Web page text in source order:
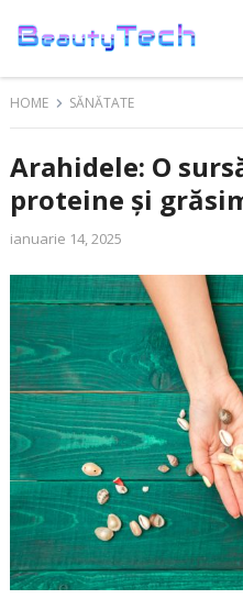
HOME SĂNĂTATE
Arahidele: O
proteine și
ianuarie 14, 2025